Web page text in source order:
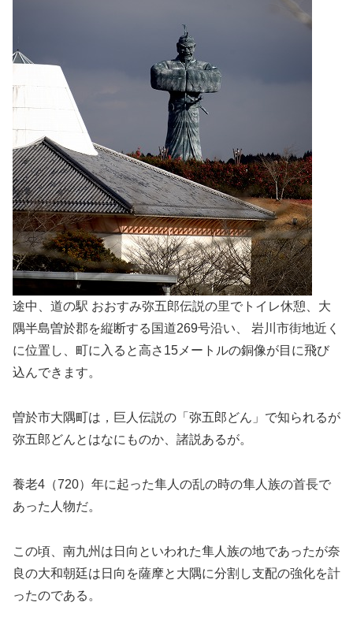
途中、道の駅 おおすみ弥五郎伝説の里でトイレ休憩、大
隅半島曽於郡を縦断する国道269号沿い、 岩川市街地近く
に位置し、町に入ると高さ15メートルの銅像が目に飛び
込んできます。
曽於市大隅町は，巨人伝説の「弥五郎どん」で知られるが
弥五郎どんとはなにものか、諸説あるが。
養老4（720）年に起った隼人の乱の時の隼人族の首長で
あった人物だ。
この頃、南九州は日向といわれた隼人族の地であったが奈
良の大和朝廷は日向を薩摩と大隅に分割し支配の強化を計
ったのである。